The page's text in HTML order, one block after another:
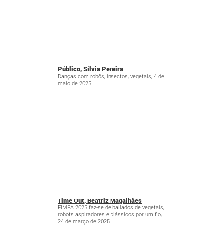
Público, Sílvia Pereira
Danças com robôs, insectos, vegetais, 4 de
maio de 2025
Time Out, Beatriz Magalhães
FIMFA 2025 faz-se de bailados de vegetais,
robots aspiradores e clássicos por um fio,
24 de março de 2025